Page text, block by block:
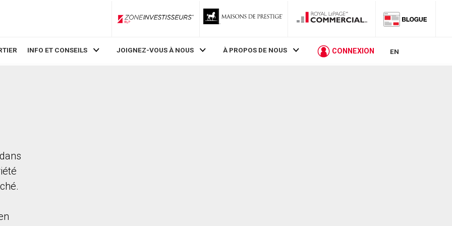
ZoneInvestisseurs RLP
INFO ET CONSEILS JOIGNEZ-VOUS À NOUS À PROPOS DE NOUS CONNEXION EN